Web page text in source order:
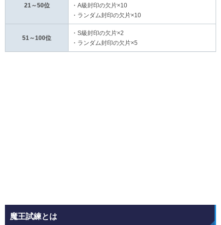
21～50位
・A級封印の欠片×10
・ランダム封印の欠片×10
51～100位
・S級封印の欠片×2
・ランダム封印の欠片×5
魔王試練とは